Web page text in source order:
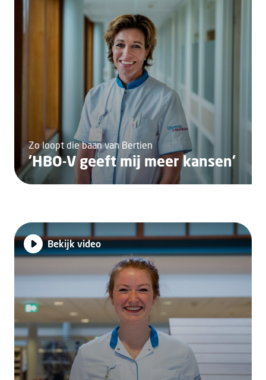
Zo loopt die baan van Bertien
'HBO-V geeft mij meer kansen'
Bekijk video